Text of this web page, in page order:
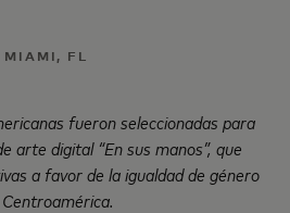
MIAMI, FL
fueron seleccionadas para
arte digital“En sus manos”, que
a favor de la igualdad de género